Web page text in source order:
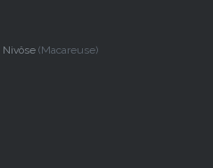
Nivôse(Macareuse)